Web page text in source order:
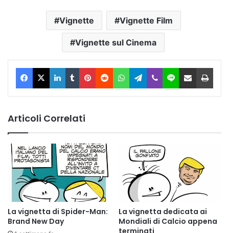
Vignette Vignette Film
Vignette sul Cinema
Facebook
X LinkedIn
TumblrPinterest
RedditWhatsAppTelegram
ViberLine Condividi via Email
Articoli Correlati
La vignetta di Spider-Man:
Brand New Day
La vignetta dedicata ai
Mondiali di Calcio appena
terminati